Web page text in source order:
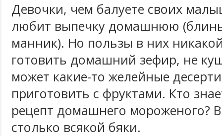
Девочки, чем балуете своих
любит выпечку домашнюю
манник). Но пользы в них
готовить домашний зефир, не
может какие-то желейные
приготовить с фруктами. Кто
рецепт домашнего мороженого?
столько всякой бяки.